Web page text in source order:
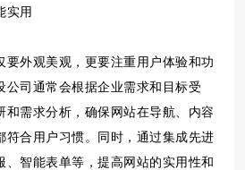
实用
要外观美观，更要注重用户体验和功
公司通常会根据企业需求和目标受
和需求分析，确保网站在导航、内容
符合用户习惯。同时，通过集成先进
、智能表单等，提高网站的实用性和